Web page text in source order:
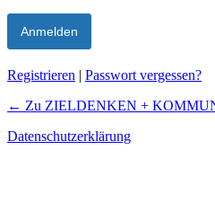
Registrieren | Passwort vergessen?
← Zu ZIELDENKEN +
Datenschutzerklärung